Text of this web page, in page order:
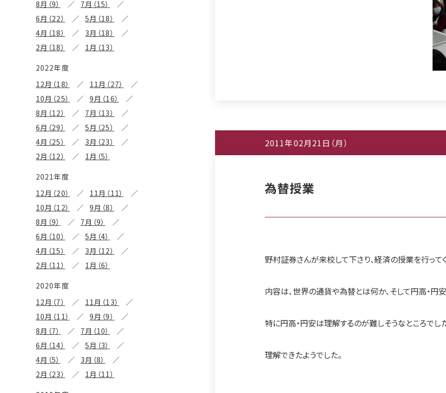
2011年02月21日（月）
為替授業
野村証券さんが来校して下さり、経済の授業を行って
内容は、世界の通貨や為替とは何か、そして円高・円
特に円高・円安は理解するのが難しそうなところでし
理解できたようでした。
8月（9）
7月（15）
6月（22）
5月（18）
4月（18）
3月（18）
2月（18）
1月（13）
2022年度
12月（18）
11月（27）
10月（25）
9月（16）
8月（12）
7月（13）
6月（29）
5月（25）
4月（25）
3月（23）
2月（12）
1月（5）
2021年度
12月（20）
11月（11）
10月（12）
9月（8）
8月（9）
7月（9）
6月（10）
5月（4）
4月（15）
3月（12）
2月（11）
1月（6）
2020年度
12月（7）
11月（13）
10月（11）
9月（9）
8月（7）
7月（10）
6月（14）
5月（3）
4月（5）
3月（8）
2月（23）
1月（11）